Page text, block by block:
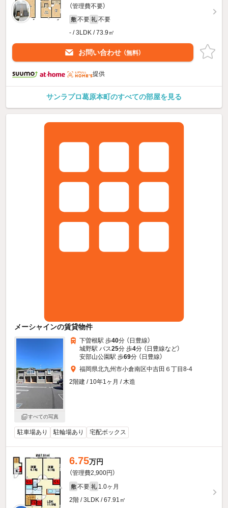
（管理費不要）
敷 不要 礼 不要
- / 3LDK / 73.9㎡
お問い合わせ （無料）
提供
サンラプロ葛原本町のすべての部屋を見る
メーシャインの賃貸物件
すべての写真
下曽根駅 歩40分 （日豊線）
城野駅 バス25分 歩4分 （日豊線など）
安部山公園駅 歩69分 （日豊線）
福岡県北九州市小倉南区中吉田６丁目8-4
2階建 / 10年1ヶ月 / 木造
駐車場あり 駐輪場あり 宅配ボックス
6.75万円
（管理費2,900円）
敷 不要 礼 1.0ヶ月
2階 / 3LDK / 67.91㎡